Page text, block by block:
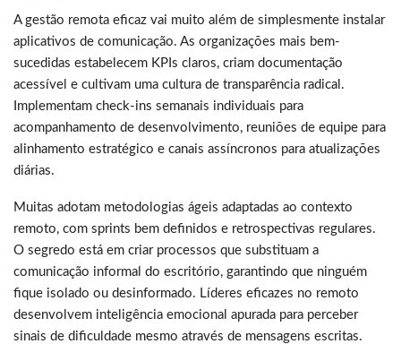
A gestão remota eficaz vai muito além de simplesmente instalar
aplicativos de comunicação. As organizações mais bem-
sucedidas estabelecem KPIs claros, criam documentação
acessível e cultivam uma cultura de transparência radical.
Implementam check-ins semanais individuais para
acompanhamento de desenvolvimento, reuniões de equipe para
alinhamento estratégico e canais assíncronos para atualizações
diárias.
Muitas adotam metodologias ágeis adaptadas ao contexto
remoto, com sprints bem definidos e retrospectivas regulares.
O segredo está em criar processos que substituam a
comunicação informal do escritório, garantindo que ninguém
fique isolado ou desinformado. Líderes eficazes no remoto
desenvolvem inteligência emocional apurada para perceber
sinais de dificuldade mesmo através de mensagens escritas.